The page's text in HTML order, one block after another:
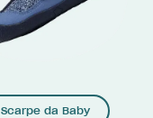
Scarpe da Baby